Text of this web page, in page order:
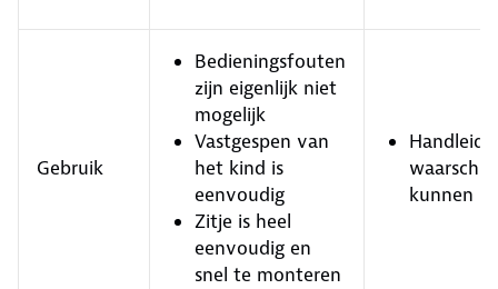
Gebruik
Bedieningsfouten
zijn eigenlijk niet
mogelijk
Vastgespen van
het kind is
eenvoudig
Zitje is heel
eenvoudig en
snel te monteren
kunnen